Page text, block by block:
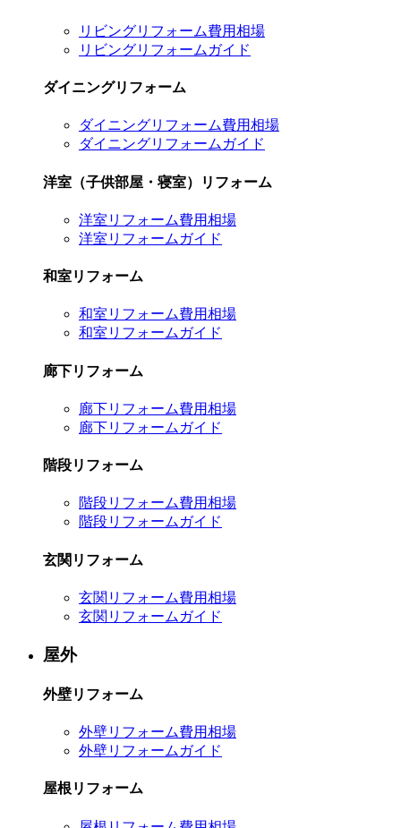
リビングリフォーム費用相場
リビングリフォームガイド
ダイニングリフォーム
ダイニングリフォーム費用相場
ダイニングリフォームガイド
洋室（子供部屋・寝室）リフォーム
洋室リフォーム費用相場
洋室リフォームガイド
和室リフォーム
和室リフォーム費用相場
和室リフォームガイド
廊下リフォーム
廊下リフォーム費用相場
廊下リフォームガイド
階段リフォーム
階段リフォーム費用相場
階段リフォームガイド
玄関リフォーム
玄関リフォーム費用相場
玄関リフォームガイド
屋外
外壁リフォーム
外壁リフォーム費用相場
外壁リフォームガイド
屋根リフォーム